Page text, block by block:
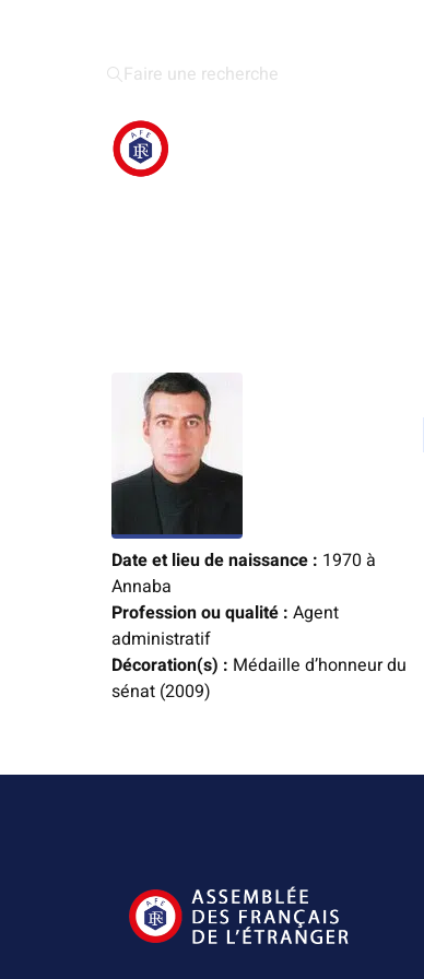
Faire une recherche
Date et lieu de naissance : 1970 à
Annaba
Profession ou qualité : Agent
administratif
Décoration(s) : Médaille d’honneur du
sénat (2009)